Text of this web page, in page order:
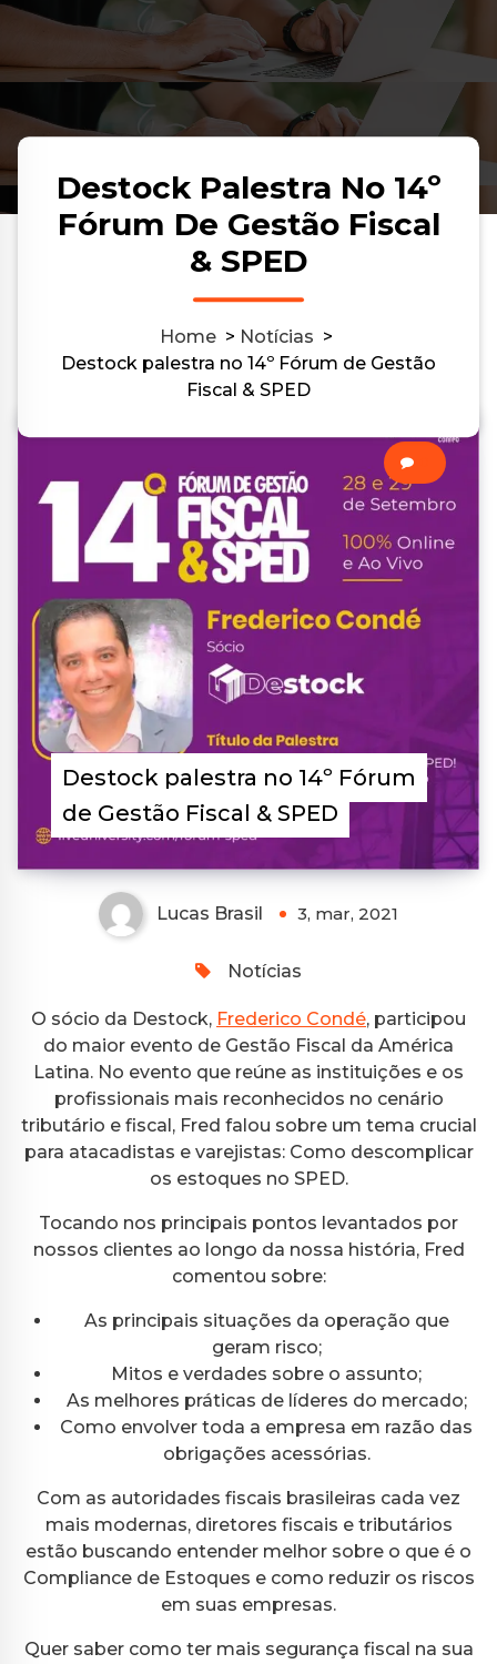
Destock Palestra No 14º
Fórum De Gestão Fiscal
& SPED
Home > Notícias >
Destock palestra no 14º Fórum de Gestão
Fiscal & SPED
Destock palestra no 14º Fórum
de Gestão Fiscal & SPED
Lucas Brasil 3, mar, 2021
Notícias
O sócio da Destock, Frederico Condé, participou
do maior evento de Gestão Fiscal da América
Latina. No evento que reúne as instituições e os
profissionais mais reconhecidos no cenário
tributário e fiscal, Fred falou sobre um tema crucial
para atacadistas e varejistas: Como descomplicar
os estoques no SPED.
Tocando nos principais pontos levantados por
nossos clientes ao longo da nossa história, Fred
comentou sobre:
As principais situações da operação que
geram risco;
Mitos e verdades sobre o assunto;
As melhores práticas de líderes do mercado;
Como envolver toda a empresa em razão das
obrigações acessórias.
Com as autoridades fiscais brasileiras cada vez
mais modernas, diretores fiscais e tributários
estão buscando entender melhor sobre o que é o
Compliance de Estoques e como reduzir os riscos
em suas empresas.
Quer saber como ter mais segurança fiscal na sua